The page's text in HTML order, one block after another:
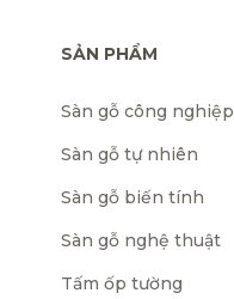
SẢN PHẨM
Sàn gỗ công nghiệp
Sàn gỗ tự nhiên
Sàn gỗ biến tính
Sàn gỗ nghệ thuật
Tấm ốp tường